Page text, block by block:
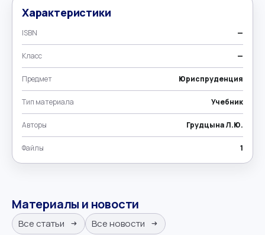
Характеристики
ISBN —
Класс —
Предмет Юриспруденция
Тип материала Учебник
Авторы Грудцына Л.Ю.
Файлы 1
Материалы и новости
Все статьи Все новости